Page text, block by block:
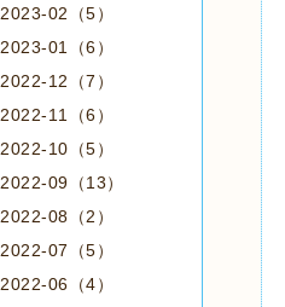
2023-02（5）
2023-01（6）
2022-12（7）
2022-11（6）
2022-10（5）
2022-09（13）
2022-08（2）
2022-07（5）
2022-06（4）